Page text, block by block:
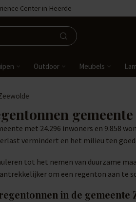
Center in Heerde
Outdoor Meubels
met 24.296 inwoners en 9.858
vermindert en het milieu ten
tot het nemen van duurzame
om een regenton aan te
in de gemeente